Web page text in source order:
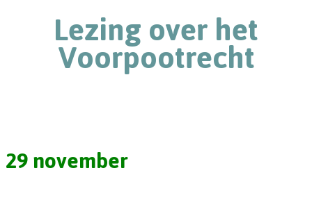
Lezing over het
Voorpootrecht
29 november